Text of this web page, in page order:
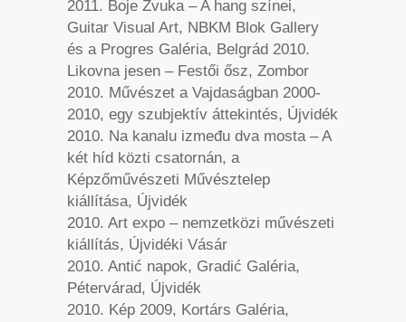
2011. Boje Zvuka – A hang színei,
Guitar Visual Art, NBKM Blok Gallery
és a Progres Galéria, Belgrád 2010.
Likovna jesen – Festői ősz, Zombor
2010. Művészet a Vajdaságban 2000-
2010, egy szubjektív áttekintés, Újvidék
2010. Na kanalu između dva mosta – A
két híd közti csatornán, a
Képzőművészeti Művésztelep
kiállítása, Újvidék
2010. Art expo – nemzetközi művészeti
kiállítás, Újvidéki Vásár
2010. Antić napok, Gradić Galéria,
Pétervárad, Újvidék
2010. Kép 2009, Kortárs Galéria,